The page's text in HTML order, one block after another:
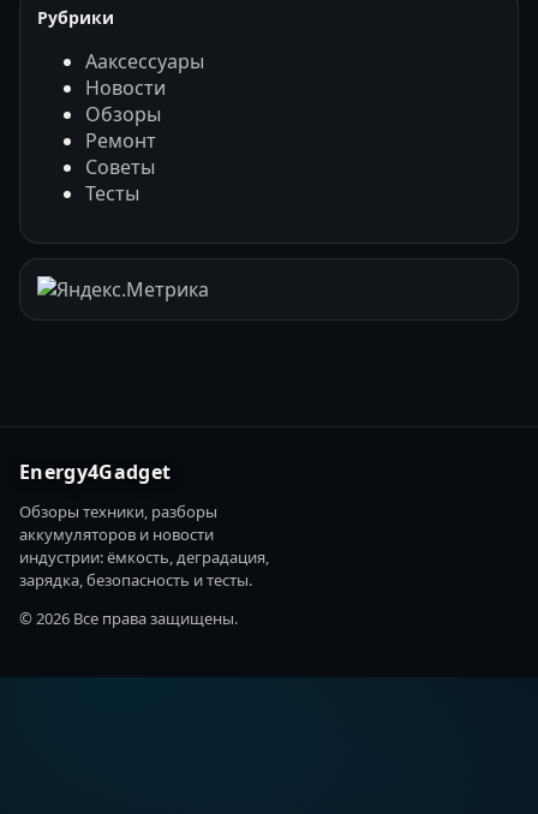
Рубрики
Ааксессуары
Новости
Обзоры
Ремонт
Советы
Тесты
Energy4Gadget
Обзоры техники, разборы
аккумуляторов и новости
индустрии: ёмкость, деградация,
зарядка, безопасность и тесты.
© 2026 Все права защищены.